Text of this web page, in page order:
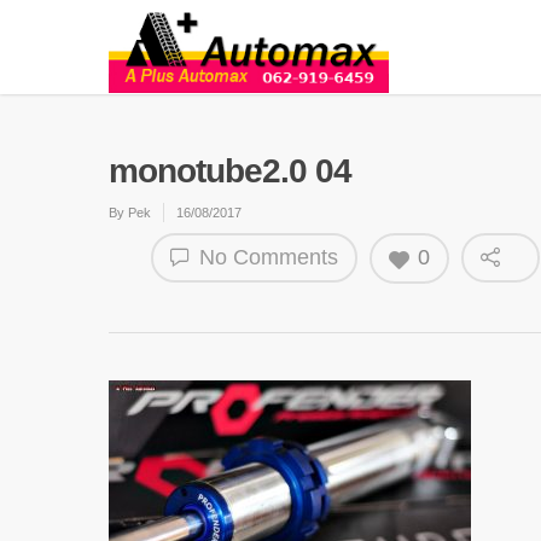
monotube2.0 04
By Pek 16/08/2017
No Comments 0